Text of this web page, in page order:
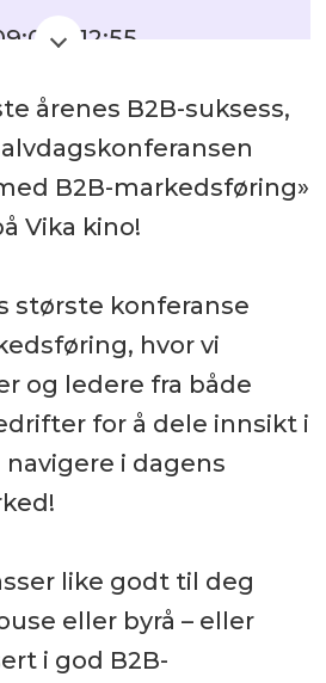
- 12:55
Ruseløkkveien 14,
årenes B2B-suksess,
B2B-markedsføring»
Vika kino!
største konferanse
hvor vi
og ledere fra både
for å dele innsikt i
i dagens
like godt til deg
eller byrå – eller
i god B2B-